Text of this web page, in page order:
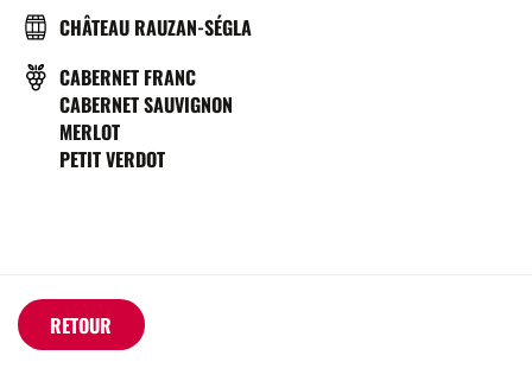
BRASSERIE
CHÂTEAU RAUZAN-SÉGLA
CÉPAGE(S)
CABERNET FRANC
CABERNET SAUVIGNON
MERLOT
PETIT VERDOT
RETOUR